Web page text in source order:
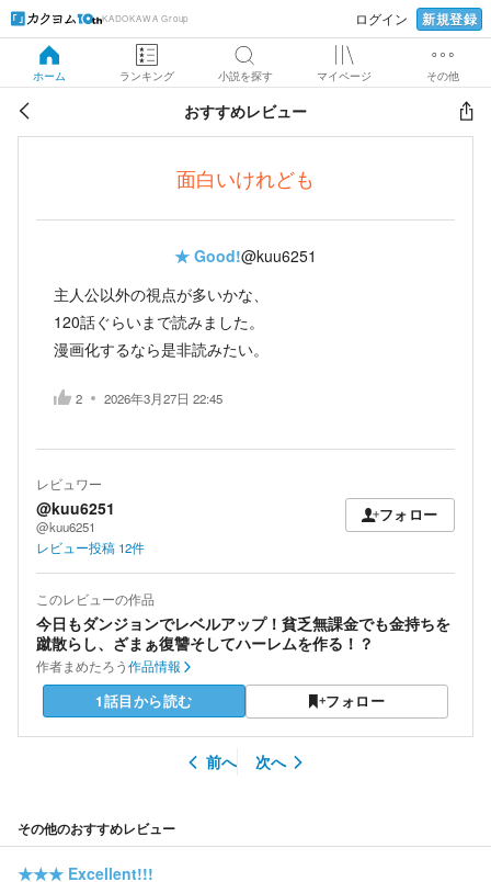
KADOKAWA Group ログイン 新規登録
ホーム ランキング 小説を探す マイページ その他
おすすめレビュー
面白いけれども
★ Good!@kuu6251
主人公以外の視点が多いかな、
120話ぐらいまで読みました。
漫画化するなら是非読みたい。
2 2026年3月27日 22:45
レビュワー
@kuu6251
@kuu6251
フォロー
レビュー投稿 12件
このレビューの作品
今日もダンジョンでレベルアップ！貧乏無課金でも金持ちを
蹴散らし、ざまぁ復讐そしてハーレムを作る！？
作者まめたろう作品情報
1話目から読む フォロー
前へ 次へ
その他のおすすめレビュー
★★★ Excellent!!!